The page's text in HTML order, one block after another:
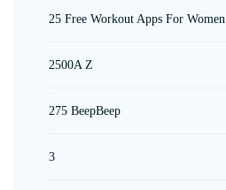
25 Free Workout Apps For Women
2500A Z
275 BeepBeep
3